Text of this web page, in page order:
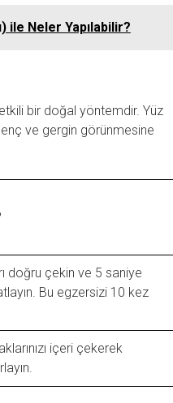
ile Neler Yapılabilir?
etkili bir doğal yöntemdir. Yüz
ve gergin görünmesine
doğru çekin ve 5 saniye
Bu egzersizi 10 kez
içeri çekerek